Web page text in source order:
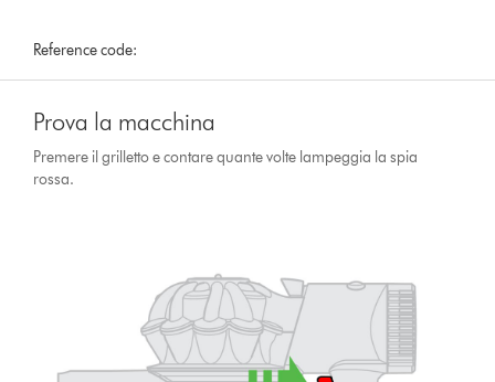
Reference code:
Prova la macchina
Premere il grilletto e contare quante volte lampeggia la spia
rossa.